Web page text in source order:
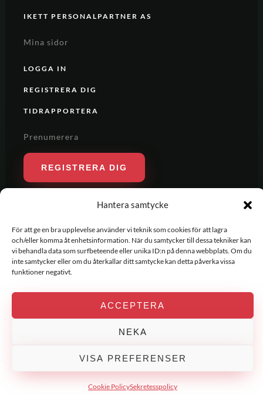
Hantera samtycke
För att ge en bra upplevelse använder vi teknik som cookies för att lagra
och/eller komma åt enhetsinformation. När du samtycker till dessa tekniker kan
vi behandla data som surfbeteende eller unika ID:n på denna webbplats. Om du
inte samtycker eller om du återkallar ditt samtycke kan detta påverka vissa
funktioner negativt.
ACCEPTERA
NEKA
VISA PREFERENSER
Cookie PolicySekretesspolicy
IKETT PERSONALPARTNER AS
Mina sidor
LOGGA IN
REGISTRERA DIG
TIDRAPPORTERA
Prenumerera
REGISTRERA DIG